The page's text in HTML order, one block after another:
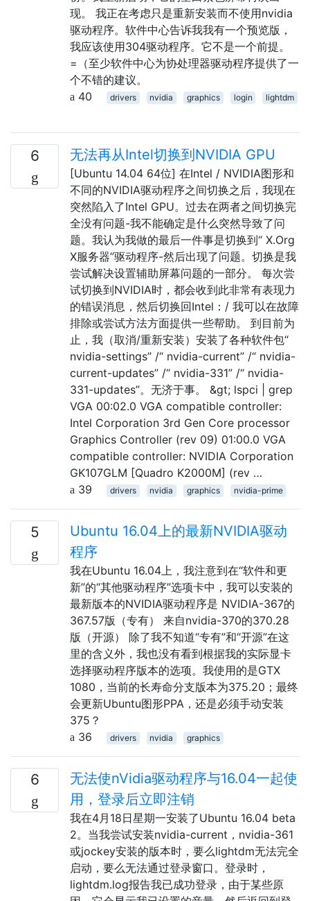
现。 我正在考虑只是重新安装而不使用nvidia
驱动程序。软件中心告诉我我有一个预览版，
我应该使用304驱动程序。它不是一个前提。
=（至少软件中心为协处理器驱动程序提供了一
个不错的建议。
40
drivers nvidia graphics login lightdm
6 无法再从Intel切换到NVIDIA GPU
[Ubuntu 14.04 64位] 在Intel / NVIDIA图形和
不同的NVIDIA驱动程序之间切换之后，我现在
突然陷入了Intel GPU。过去在两者之间切换完
全没有问题-我不能确定是什么突然导致了问
题。我认为我做的最后一件事是切换到“ X.Org
X服务器”驱动程序-然后出现了问题。切换是我
尝试解决设置辅助屏幕问题的一部分。 每次尝
试切换到NVIDIA时，都会收到此非常有表现力
的错误消息，然后切换回Intel：/ 我可以在故障
排除或尝试方法方面提供一些帮助。 到目前为
止，我（取消/重新安装）安装了各种软件包“
nvidia-settings” /“ nvidia-current” /“ nvidia-
current-updates” /“ nvidia-331” /“ nvidia-
331-updates”。无济于事。 &gt; lspci | grep
VGA 00:02.0 VGA compatible controller:
Intel Corporation 3rd Gen Core processor
Graphics Controller (rev 09) 01:00.0 VGA
compatible controller: NVIDIA Corporation
GK107GLM [Quadro K2000M] (rev …
39
drivers nvidia graphics nvidia-prime
5
Ubuntu 16.04上的最新NVIDIA驱动
程序
我在Ubuntu 16.04上，我注意到在“软件和更
新”的“其他驱动程序”选项卡中，我可以安装的
最新版本的NVIDIA驱动程序是 NVIDIA-367的
367.57版（专有） 来自nvidia-370的370.28
版（开源） 除了我不知道“专有”和“开源”在这
里的含义外，我也没有看到根据我的实际显卡
选择驱动程序版本的选项。我使用的是GTX
1080，当前的长寿命分支版本为375.20；最终
会更新Ubuntu图形PPA，还是必须手动安装
375？
36
drivers nvidia graphics
6
无法使nVidia驱动程序与16.04一起使
用，登录后立即注销
我在4月18日星期一安装了Ubuntu 16.04 beta
2。当我尝试安装nvidia-current，nvidia-361
或jockey安装的版本时，要么lightdm无法完全
启动，要么无法通过登录窗口。登录时，
lightdm.log报告我已成功登录，由于某些原